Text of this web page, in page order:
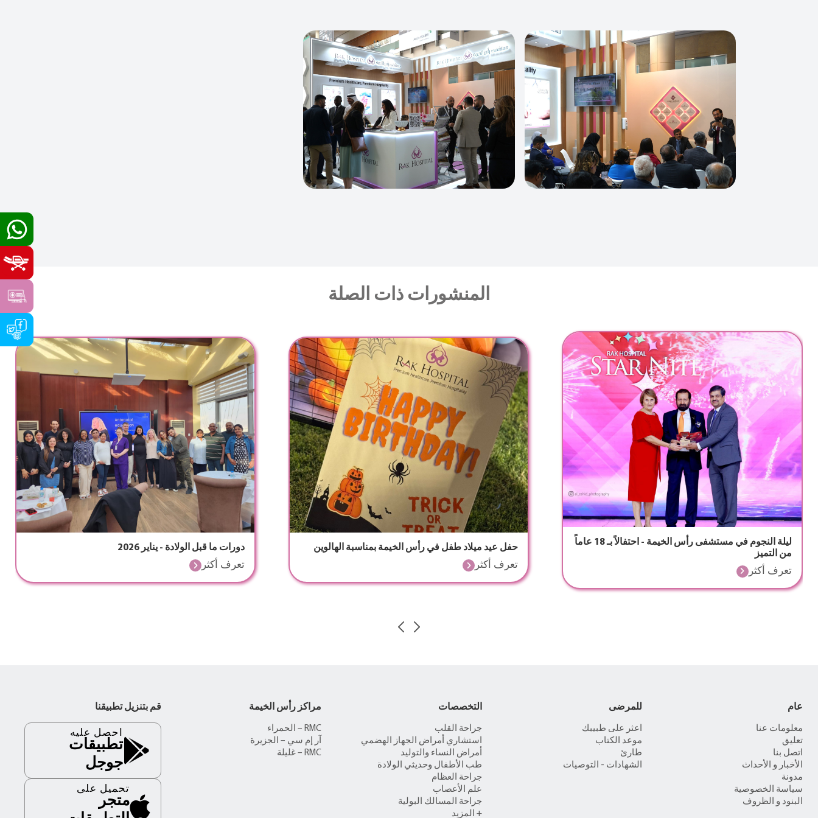
المنشورات ذات الصلة
دورات ما قبل الولادة - يناير 2026
تعرف أكثر
حفل عيد ميلاد طفل في رأس الخيمة بمناسبة الهالوين
تعرف أكثر
من التميز
تعرف أكثر
عام
معلومات عنا
تعليق
اتصل بنا
الأخبار و الأحداث
مدونة
سياسة الخصوصية
البنود و الظروف
للمرضى
اعثر على طبيبك
موعد الكتاب
طارئ
الشهادات - التوصيات
التخصصات
جراحة القلب
استشاري أمراض الجهاز الهضمي
أمراض النساء والتوليد
طب الأطفال وحديثي الولادة
جراحة العظام
علم الأعصاب
جراحة المسالك البولية
+ المزيد
مراكز رأس الخيمة
RMC – الحمراء
آر إم سي – الجزيرة
RMC – غليلة
قم بتنزيل تطبيقنا
احصل عليه
تطبيقات
جوجل
تحميل على
متجر